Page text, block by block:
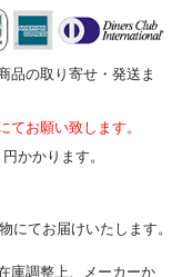
品の取り寄せ・発送ま
てお願い致します。
かかります。
にてお届けいたします。
庫調整上、メーカーか